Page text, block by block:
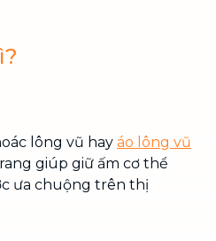
lông vũ hay áo lông vũ
giúp giữ ấm cơ thể
ưa chuộng trên thị